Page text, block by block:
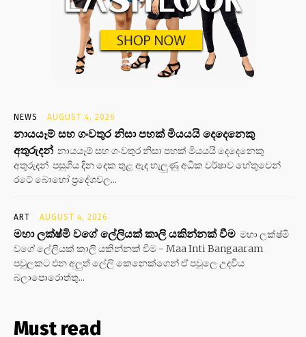
NEWS AUGUST 4, 2026
නායයෑම් සහ ගංවතුර නිසා පහක් මියයයි දෙදෙනෙකු
අතුරුදන් නායයෑම් සහ ගංවතුර නිසා පහක් මියයයි දෙදෙනෙකු
අතුරුදන් පසුගිය දින දෙක තුළ ඇද හැලුණු අධික වර්ෂාව හේතුවෙන්
රටේ බොහෝ ප්‍රදේශවල...
ART AUGUST 4, 2026
මහා ලක්ෂ්මි වගේ ලේලියක් කාලි යකින්නක් වීම මහා ලක්ෂ්මි
වගේ ලේලියක් කාලි යකින්නක් වීම - Maa Inti Bangaaram
පවුලකට එන අලුත් ලේලි කෙනෙක්ගෙන් ඒ පවුලෙ උදවිය
බලාපොරොත්තු...
Must read